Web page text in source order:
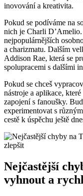
inovování a kreativita.
Pokud se podíváme na
nich je Charli D’Amelio.
nejpopulárnějších
a charizmatu. Dalším
Addison Rae, která se
spolupracemi s dalšími
Pokud se chceš
nástroje a aplikace,
zapojení s fanoušky.
experimentovat s
cestě k úspěchu ještě
Nejčastější
vyhnout a